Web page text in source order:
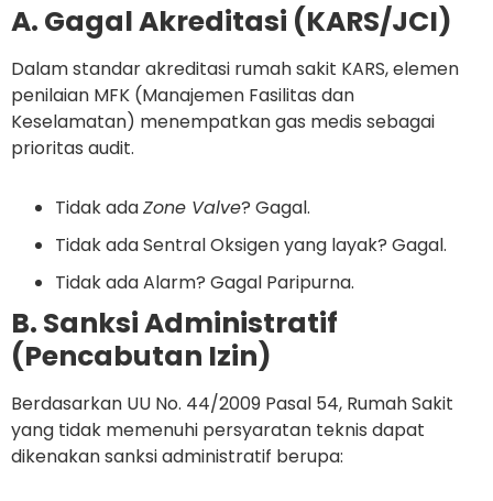
A. Gagal Akreditasi (KARS/JCI)
Dalam standarakreditasi rumah sakit KARS, elemen
penilaian MFK (Manajemen Fasilitas dan
Keselamatan) menempatkan gas medis sebagai
prioritas audit.
Tidak adaZone Valve? Gagal.
Tidak ada Sentral Oksigen yang layak? Gagal.
Tidak ada Alarm? Gagal Paripurna.
B. Sanksi Administratif
(Pencabutan Izin)
Berdasarkan UU No. 44/2009 Pasal 54, Rumah Sakit
yang tidak memenuhi persyaratan teknis dapat
dikenakan sanksi administratif berupa: